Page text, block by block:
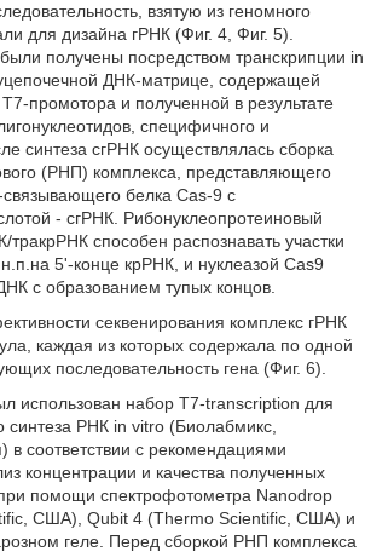
взятую из геномного
для дизайна гРНК (Фиг. 4, Фиг. 5).
получены посредством транскрипции in
ДНК-матрице, содержащей
промотора и полученной в результате
специфичного и
синтеза сгРНК осуществлялась сборка
(РНП) комплекса, представляющего
белка Cas-9 с
- сгРНК. Рибонуклеопротеиновый
способен распознавать участки
5'-конце крРНК, и нуклеазой Cas9
с образованием тупых концов.
секвенирования комплекс гРНК
каждая из которых содержала по одной
последовательность гена (Фиг. 6).
использован набор T7-transcription для
синтеза РНК in vitro (Биолабмикс,
в соответствии с рекомендациями
концентрации и качества полученных
помощи спектрофотометра Nanodrop
США), Qubit 4 (Thermo Scientific, США) и
геле. Перед сборкой РНП комплекса